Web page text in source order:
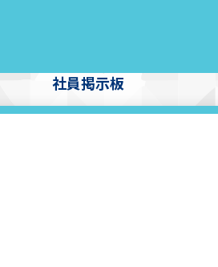
社員掲示板